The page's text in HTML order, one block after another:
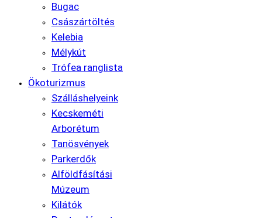
Bugac
Császártöltés
Kelebia
Mélykút
Trófea ranglista
Ökoturizmus
Szálláshelyeink
Kecskeméti
Arborétum
Tanösvények
Parkerdők
Alföldfásítási
Múzeum
Kilátók